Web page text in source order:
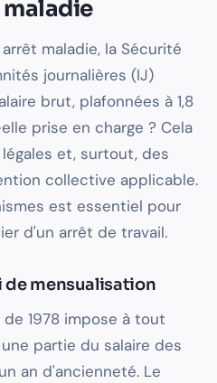
maladie, la Sécurité
journalières (IJ)
brut, plafonnées à 1,8
prise en charge ? Cela
et, surtout, des
collective applicable.
est essentiel pour
d'un arrêt de travail.
de mensualisation
1978 impose à tout
partie du salaire des
an d'ancienneté. Le